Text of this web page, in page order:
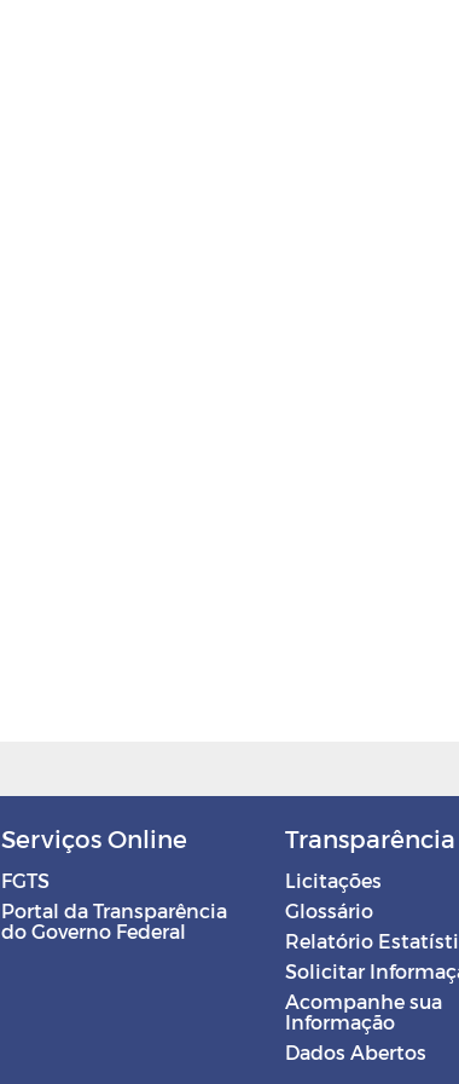
Serviços Online
FGTS
Portal da Transparência
do Governo Federal
Transparência
Licitações
Glossário
Relatório
Solicitar
Acompanhe sua
Informação
Dados Abertos